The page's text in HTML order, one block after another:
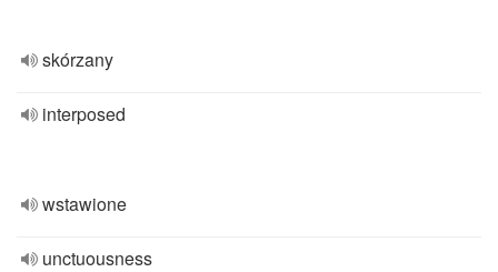
skórzany
interposed
wstawione
unctuousness